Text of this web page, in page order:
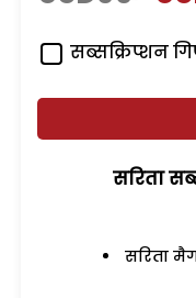
सब्सक्रिप्शन
सरिता
सरिता